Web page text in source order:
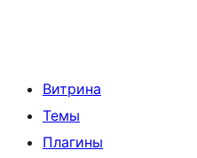
Витрина
Темы
Плагины